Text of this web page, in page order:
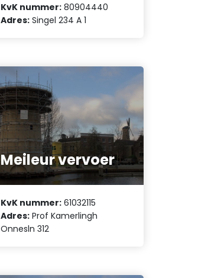
KvK nummer: 80904440
Adres: Singel 234 A 1
Meileur vervoer
KvK nummer: 61032115
Adres: Prof Kamerlingh
Onnesln 312